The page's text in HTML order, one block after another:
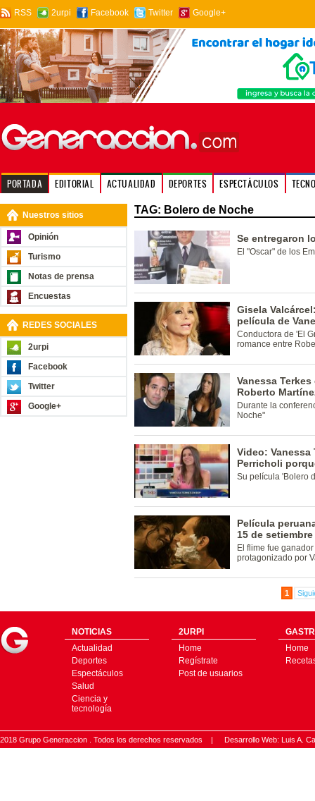
RSS 2urpi Facebook Twitter Google+
PORTADA EDITORIAL ACTUALIDAD DEPORTES ESPECTÁCULOS
Nuestros sitios
Opinión
Turismo
Notas de prensa
Encuestas
REDES SOCIALES
2urpi
Facebook
Twitter
Google+
TAG: Bolero de Noche
Se entregaron
El "Oscar" de los
Gisela
película de
Conductora de 'El
romance entre
Vanessa
Roberto
Durante la
Noche"
Video: Vanessa
Perricholi
Su película 'Bolero
Película
15 de
El flime fue
protagonizado por
1
NOTICIAS
Actualidad
Deportes
Espectáculos
Salud
Ciencia y
tecnología
2URPI
Home
Regístrate
Post de usuarios
Home
2018 Grupo Generaccion . Todos los derechos reservados | Desarrollo Web: Luis